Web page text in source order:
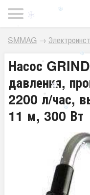
SMMAG →
Насос
давления,
2200 л/час,
11 м, 300 Вт